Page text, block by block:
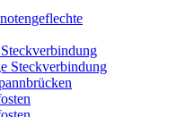
Steckverbindung